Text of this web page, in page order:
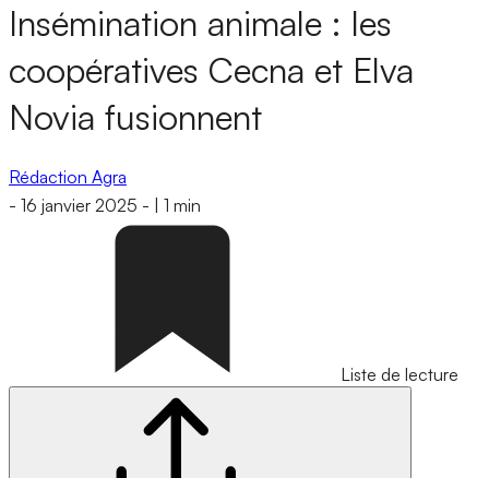
Insémination animale : les
coopératives Cecna et Elva
Novia fusionnent
Rédaction Agra
- 16 janvier 2025 - 1 min
Liste de lecture